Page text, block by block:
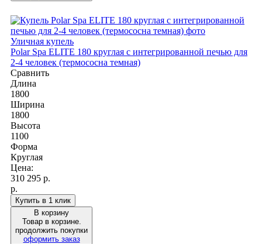
Уличная купель
Polar Spa ELITE 180 круглая с интегрированной печью для
2-4 человек (термососна темная)
Сравнить
Длина
1800
Ширина
1800
Высота
1100
Форма
Круглая
Цена:
310 295 р.
р.
Купить в 1 клик
В корзину
Товар в корзине.
продолжить покупки
оформить заказ